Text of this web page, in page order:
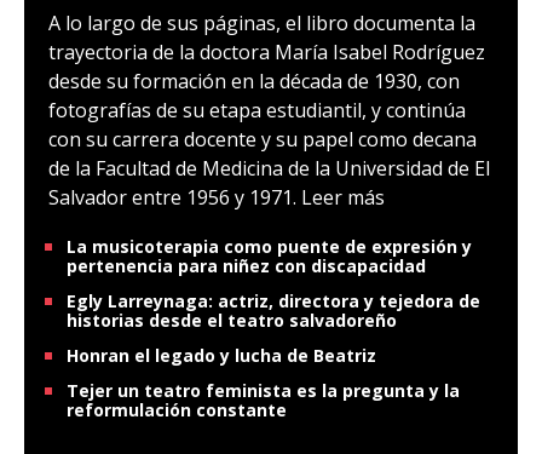
A lo largo de sus páginas, el libro documenta la
trayectoria de la doctora María Isabel Rodríguez
desde su formación en la década de 1930, con
fotografías de su etapa estudiantil, y continúa
con su carrera docente y su papel como decana
de la Facultad de Medicina de la Universidad de El
Salvador entre 1956 y 1971. Leer más
La musicoterapia como puente de expresión y
pertenencia para niñez con discapacidad
Egly Larreynaga: actriz, directora y tejedora de
historias desde el teatro salvadoreño
Honran el legado y lucha de Beatriz
Tejer un teatro feminista es la pregunta y la
reformulación constante